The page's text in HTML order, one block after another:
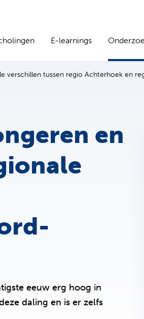
E-learnings
verschillen tussen regio Achterhoek en
en
eeuw erg hoog in
daling en is er zelfs